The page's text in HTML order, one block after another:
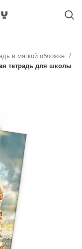
в мягкой обложке
тетрадь для школы